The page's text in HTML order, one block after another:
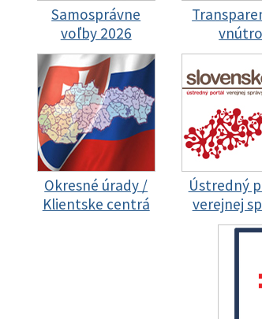
Samosprávne
voľby 2026
vnútro
Okresné úrady /
Klientske centrá
Ústredný
verejnej